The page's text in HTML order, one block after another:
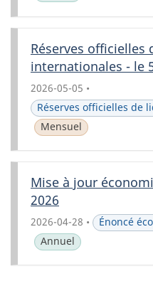
Réserves officielles
internationales - le
2026-05-05 •
Réserves officielles de
Mensuel
Mise à jour
2026
2026-04-28 •
Énoncé
Annuel